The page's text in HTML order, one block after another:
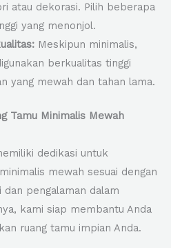
atau dekorasi. Pilih beberapa
yang menonjol.
Meskipun minimalis,
berkualitas tinggi
yang mewah dan tahan lama.
Tamu Minimalis Mewah
dedikasi untuk
mewah sesuai dengan
dan pengalaman dalam
kami siap membantu Anda
ruang tamu impian Anda.